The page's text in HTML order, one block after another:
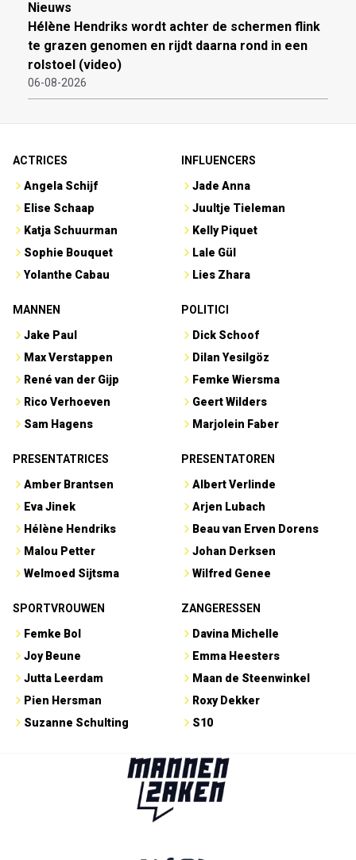
Nieuws
Hélène Hendriks wordt achter de schermen flink
te grazen genomen en rijdt daarna rond in een
rolstoel (video)
06-08-2026
ACTRICES
Angela Schijf
Elise Schaap
Katja Schuurman
Sophie Bouquet
Yolanthe Cabau
INFLUENCERS
Jade Anna
Juultje Tieleman
Kelly Piquet
Lale Gül
Lies Zhara
MANNEN
Jake Paul
Max Verstappen
René van der Gijp
Rico Verhoeven
Sam Hagens
POLITICI
Dick Schoof
Dilan Yesilgöz
Femke Wiersma
Geert Wilders
Marjolein Faber
PRESENTATRICES
Amber Brantsen
Eva Jinek
Hélène Hendriks
Malou Petter
Welmoed Sijtsma
PRESENTATOREN
Albert Verlinde
Arjen Lubach
Beau van Erven Dorens
Johan Derksen
Wilfred Genee
SPORTVROUWEN
Femke Bol
Joy Beune
Jutta Leerdam
Pien Hersman
Suzanne Schulting
ZANGERESSEN
Davina Michelle
Emma Heesters
Maan de Steenwinkel
Roxy Dekker
S10